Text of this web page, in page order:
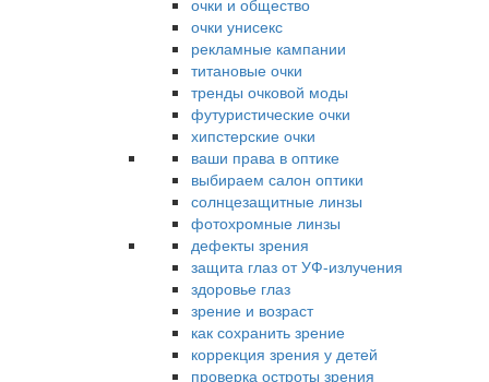
очки и общество
очки унисекс
рекламные кампании
титановые очки
тренды очковой моды
футуристические очки
хипстерские очки
ваши права в оптике
выбираем салон оптики
солнцезащитные линзы
фотохромные линзы
дефекты зрения
защита глаз от УФ-излучения
здоровье глаз
зрение и возраст
как сохранить зрение
коррекция зрения у детей
проверка остроты зрения